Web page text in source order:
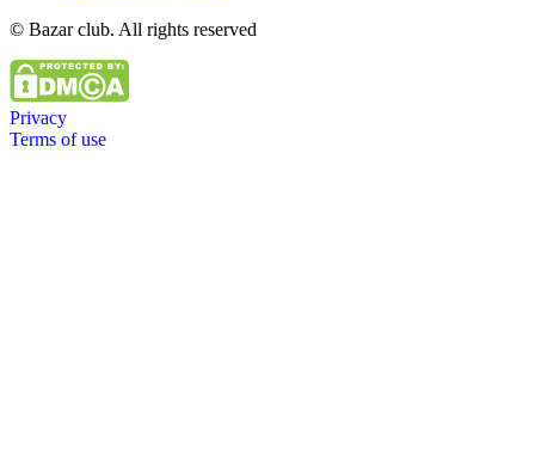
© Bazar club. All rights reserved
Privacy
Terms of use